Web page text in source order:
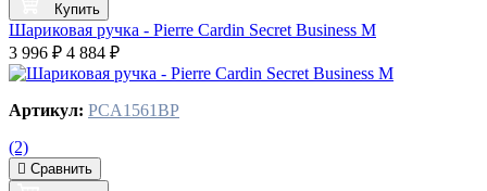
Купить
Шариковая ручка - Pierre Cardin Secret Business M
3 996 ₽ 4 884 ₽
Артикул: PCA1561BP
(2)
Сравнить